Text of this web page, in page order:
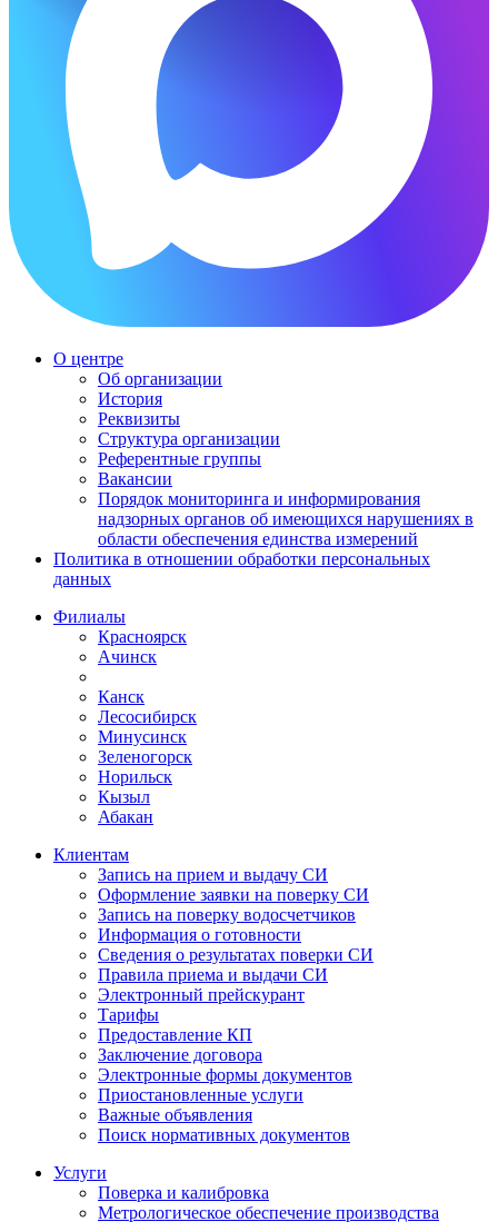
О центре
Об организации
История
Реквизиты
Структура организации
Референтные группы
Вакансии
Порядок мониторинга и информирования
надзорных органов об имеющихся нарушениях в
области обеспечения единства измерений
Политика в отношении обработки персональных
данных
Филиалы
Красноярск
Ачинск
Канск
Лесосибирск
Минусинск
Зеленогорск
Норильск
Кызыл
Абакан
Клиентам
Запись на прием и выдачу СИ
Оформление заявки на поверку СИ
Запись на поверку водосчетчиков
Информация о готовности
Сведения о результатах поверки СИ
Правила приема и выдачи СИ
Электронный прейскурант
Тарифы
Предоставление КП
Заключение договора
Электронные формы документов
Приостановленные услуги
Важные объявления
Поиск нормативных документов
Услуги
Поверка и калибровка
Метрологическое обеспечение производства